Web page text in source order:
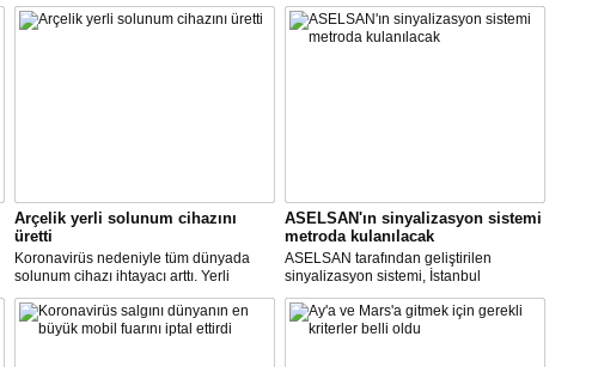
Arçelik yerli solunum cihazını
üretti
Koronavirüs nedeniyle tüm dünyada
solunum cihazı ihtayacı arttı. Yerli
solunum cihazı için ilk çalışmayı, Biosys
Biyomedikal tasarladı, Arçelik üretti.
ASELSAN ve Baykar Savunma
ASELSAN'ın sinyalizasyon sistemi
metroda kulanılacak
ASELSAN tarafından geliştirilen
sinyalizasyon sistemi, İstanbul
metrosunda kullanılacak.